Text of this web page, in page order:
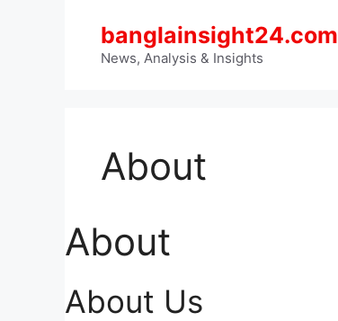
banglainsight24.com
News, Analysis & Insights
About
About
About Us